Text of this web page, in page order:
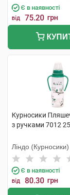
Є в наявності
від 75.20 грн
Курносики
з ручками 7012
Ліндо (Курносики)
Є в наявності
від 80.30 грн